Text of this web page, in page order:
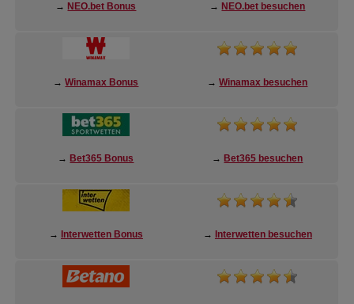
→ NEO.bet Bonus → NEO.bet besuchen
→Winamax Bonus →Winamax besuchen
→ Bet365 Bonus → Bet365 besuchen
→ Interwetten Bonus → Interwetten besuchen